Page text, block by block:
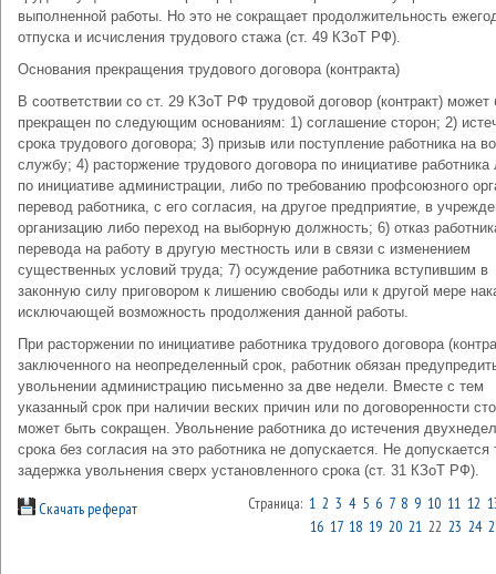
выполненной работы. Но это не сокращает продолжительность
отпуска и исчисления трудового стажа (ст. 49 КЗоТ РФ).
Основания прекращения трудового договора (контракта)
В соответствии со ст. 29 КЗоТ РФ трудовой договор (контракт) может
прекращен по следующим основаниям: 1) соглашение сторон; 2)
срока трудового договора; 3) призыв или поступление работника на
службу; 4) расторжение трудового договора по инициативе работника
пo инициативе администрации, либо по требованию профсоюзного
перевод работника, с его согласия, на другое предприятие, в
организацию либо переход на выборную должность; 6) отказ
перевода на работу в другую местность или в связи с изменением
существенных условий труда; 7) осуждение работника вступившим в
законную силу приговором к лишению свободы или к другой мере
исключающей возможность продолжения данной работы.
При расторжении по инициативе работника трудового договора
заключенного на неопределенный срок, работник обязан
увольнении администрацию письменно за две недели. Вместе с тем
указанный срок при наличии веских причин или по договоренности
может быть сокращен. Увольнение работника до истечения
срока без согласия на это работника не допускается. Не допускается
задержка увольнения сверх установленного срока (ст. 31 КЗоТ РФ).
Скачать реферат Страница: 1 2 3 4 5 6 7 8 9 10 11 12
16 17 18 19 20 21 22 23 24